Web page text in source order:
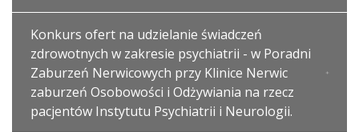
Konkurs ofert na udzielanie świadczeń
zdrowotnych w zakresie psychiatrii - w Poradni
Zaburzeń Nerwicowych przy Klinice Nerwic
zaburzeń Osobowości i Odżywiania na rzecz
pacjentów Instytutu Psychiatrii i Neurologii.